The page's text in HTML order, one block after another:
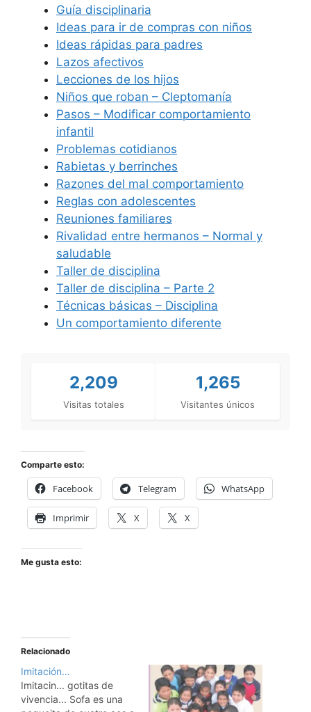
Guía disciplinaria
Ideas para ir de compras con niños
Ideas rápidas para padres
Lazos afectivos
Lecciones de los hijos
Niños que roban – Cleptomanía
Pasos – Modificar comportamiento
infantil
Problemas cotidianos
Rabietas y berrinches
Razones del mal comportamiento
Reglas con adolescentes
Reuniones familiares
Rivalidad entre hermanos – Normal y
saludable
Taller de disciplina
Taller de disciplina – Parte 2
Técnicas básicas – Disciplina
Un comportamiento diferente
2,209
Visitas totales
1,265
Visitantes únicos
Comparte esto:
Facebook Telegram WhatsApp
Imprimir X X
Me gusta esto:
Relacionado
Imitación…
Imitacin... gotitas de
vivencia... Sofa es una